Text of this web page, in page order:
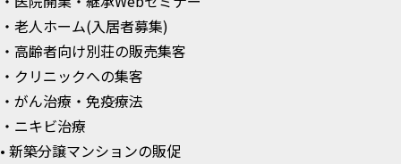
・老人ホーム(入居者募集)
・高齢者向け別荘の販売集客
・クリニックへの集客
・がん治療・免疫療法
・ニキビ治療
• 新築分譲マンションの販促